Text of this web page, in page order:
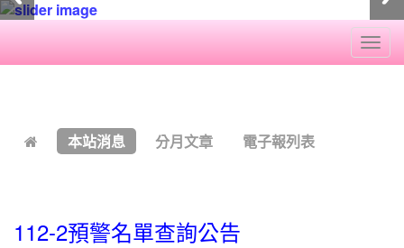
本站消息 分月文章 電子報列表
112-2預警名單查詢公告